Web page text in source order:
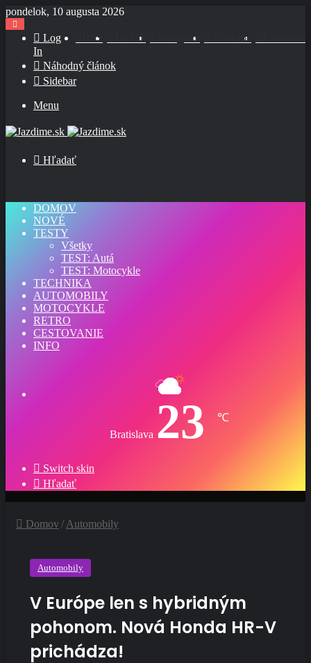
pondelok, 10 augusta 2026
YouTube
Instagram
TikTok
RSS
Log
In
Náhodný článok
Sidebar
Menu
Hľadať
DOMOV
NOVÉ
TESTY
Všetky
TEST: Autá
TEST: Motocykle
TECHNIKA
AUTOMOBILY
MOTOCYKLE
RETRO
CESTOVANIE
INFO
Bratislava 23 ℃
Switch skin
Hľadať
Domov/ Automobily
Automobily
V Európe len s hybridným
pohonom. Nová Honda HR-V
prichádza!